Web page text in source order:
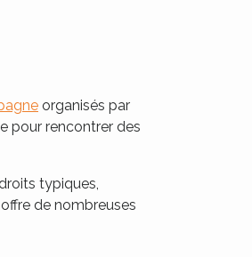
organisés par
pour rencontrer des
typiques,
de nombreuses